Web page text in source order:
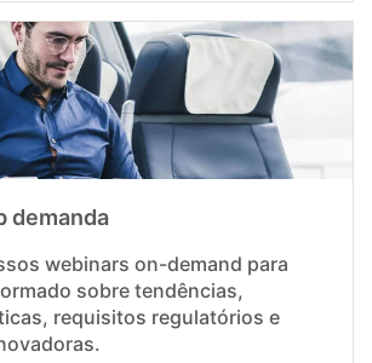
demanda
webinars on-demand para
sobre tendências,
requisitos regulatórios e